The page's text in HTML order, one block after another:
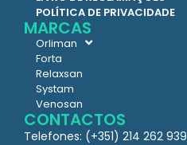
POLÍTICA DE PRIVACIDADE
MARCAS
Orliman
Forta
Relaxsan
Systam
Venosan
CONTACTOS
Telefones: (+351) 214 262 939